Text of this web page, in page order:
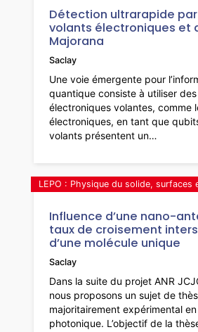
Détection ultrarapide
volants électroniques et
Majorana
Saclay
Une voie émergente pour
quantique consiste à utiliser
électroniques volantes, comme
électroniques, en tant que
volants présentent un…
Influence d’une nano-
taux de croisement
d’une molécule unique
LEPO : Physique du solide, surfaces
Saclay
Dans la suite du projet ANR
nous proposons un sujet de
majoritairement expérimental
photonique. L’objectif de la